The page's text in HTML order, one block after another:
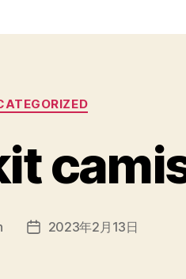
Categorías
Fecha2023年2月13日